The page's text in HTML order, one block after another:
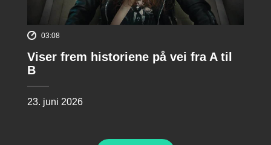
03:08
Viser frem historiene på vei fra A til
B
23. juni 2026